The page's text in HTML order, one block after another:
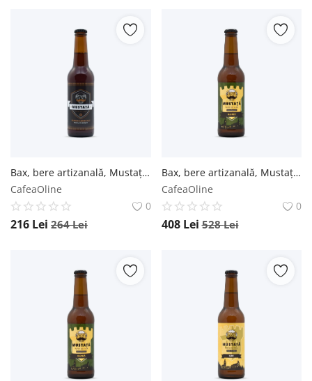
Bax, bere artizanală, Mustață de Bere, French Amber ALE, 330ml - Sticlă 0.33L / 12 buc. Mustață de Bere
CafeaOline
0
216 Lei 264Lei
Bax, bere artizanală, Mustață de Bere, Blondă, 330ml - Sticlă 0.33L / 24 buc. Mustață de Bere
CafeaOline
0
408 Lei 528Lei